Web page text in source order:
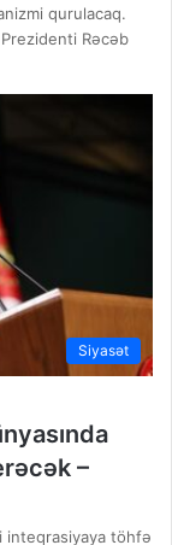
qurulacaq.
Rəcəb
Siyasət
–
inteqrasiyaya töhfə